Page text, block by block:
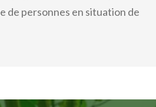
de personnes en situation de